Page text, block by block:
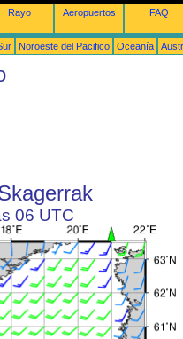
Rayo Aeropuertos FAQ
Noroeste del Pacifico Oceanía
06 UTC